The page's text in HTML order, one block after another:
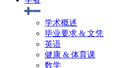
学术概述
毕业要求 & 文凭
英语
健康 & 体育课
数学